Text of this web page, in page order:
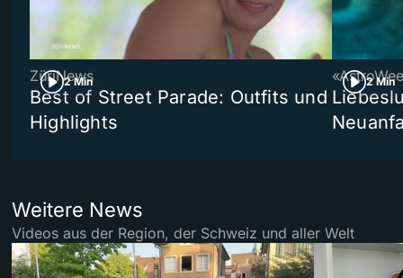
2 Min
ZüriNews
Best of Street Parade: Outfits und
Highlights
2 Min
Weitere News
Videos aus der Region, der Schweiz und aller Welt